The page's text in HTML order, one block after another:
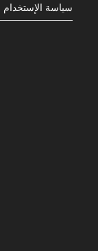
سياسة الإستخدام